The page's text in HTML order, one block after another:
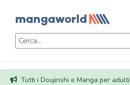
Tutti i Doujinshi e Manga per